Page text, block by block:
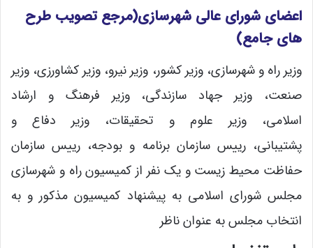
اعضای شورای عالی شهرسازی(مرجع تصویب طرح
های جامع)
وزیر راه و شهرسازی، وزیر کشور، وزیر نیرو، وزیر کشاورزی، وزیر
صنعت، وزیر جهاد سازندگی، وزیر فرهنگ و ارشاد
اسلامی، وزیر علوم و تحقیقات، وزیر دفاع و
پشتیبانی، رییس سازمان برنامه و بودجه، رییس سازمان
حفاظت محیط زیست و یک نفر از کمیسیون راه و شهرسازی
مجلس شورای اسلامی به پیشنهاد کمیسیون مذکور و به
انتخاب مجلس به عنوان ناظر